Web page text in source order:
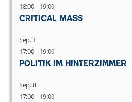
18:00- 19:00
Critical Mass
Sep. 1
17:00- 19:00
Politik im Hinterzimmer
Sep.8
17:00- 19:00